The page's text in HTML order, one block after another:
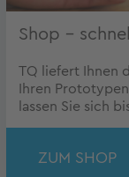
Shop –
TQ liefert Ihnen
Ihren
lassen Sie sich
ZUM SHOP